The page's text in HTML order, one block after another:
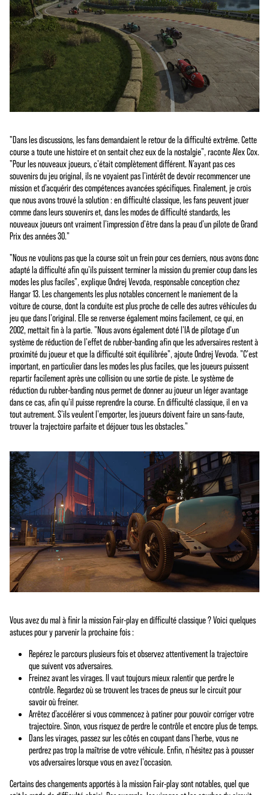
"Dans les discussions, les fans demandaient le retour de la difficulté extrême. Cette
course a toute une histoire et on sentait chez eux de la nostalgie", raconte Alex Cox.
"Pour les nouveaux joueurs, c'était complètement différent. N'ayant pas ces
souvenirs du jeu original, ils ne voyaient pas l'intérêt de devoir recommencer une
mission et d'acquérir des compétences avancées spécifiques. Finalement, je crois
que nous avons trouvé la solution : en difficulté classique, les fans peuvent jouer
comme dans leurs souvenirs et, dans les modes de difficulté standards, les
nouveaux joueurs ont vraiment l'impression d'être dans la peau d'un pilote de Grand
Prix des années 30."
"Nous ne voulions pas que la course soit un frein pour ces derniers, nous avons donc
adapté la difficulté afin qu'ils puissent terminer la mission du premier coup dans les
modes les plus faciles", explique Ondrej Vevoda, responsable conception chez
Hangar 13. Les changements les plus notables concernent le maniement de la
voiture de course, dont la conduite est plus proche de celle des autres véhicules du
jeu que dans l'original. Elle se renverse également moins facilement, ce qui, en
2002, mettait fin à la partie. "Nous avons également doté l'IA de pilotage d'un
système de réduction de l'effet de rubber-banding afin que les adversaires restent à
proximité du joueur et que la difficulté soit équilibrée", ajoute Ondrej Vevoda. "C'est
important, en particulier dans les modes les plus faciles, que les joueurs puissent
repartir facilement après une collision ou une sortie de piste. Le système de
réduction du rubber-banding nous permet de donner au joueur un léger avantage
dans ce cas, afin qu'il puisse reprendre la course. En difficulté classique, il en va
tout autrement. S'ils veulent l'emporter, les joueurs doivent faire un sans-faute,
trouver la trajectoire parfaite et déjouer tous les obstacles."
Vous avez du mal à finir la mission Fair-play en difficulté classique ? Voici quelques
astuces pour y parvenir la prochaine fois :
Repérez le parcours plusieurs fois et observez attentivement la trajectoire
que suivent vos adversaires.
Freinez avant les virages. Il vaut toujours mieux ralentir que perdre le
contrôle. Regardez où se trouvent les traces de pneus sur le circuit pour
savoir où freiner.
Arrêtez d'accélérer si vous commencez à patiner pour pouvoir corriger votre
trajectoire. Sinon, vous risquez de perdre le contrôle et encore plus de temps.
Dans les virages, passez sur les côtés en coupant dans l'herbe, vous ne
perdrez pas trop la maîtrise de votre véhicule. Enfin, n'hésitez pas à pousser
vos adversaires lorsque vous en avez l'occasion.
Certains des changements apportés à la mission Fair-play sont notables, quel que